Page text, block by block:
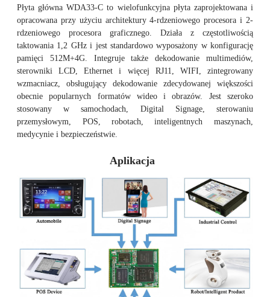
Płyta główna WDA33-C to wielofunkcyjna płyta zaprojektowana i
opracowana przy użyciu architektury 4-rdzeniowego procesora i 2-
rdzeniowego procesora graficznego. Działa z częstotliwością
taktowania 1,2 GHz i jest standardowo wyposażony w konfigurację
pamięci 512M+4G. Integruje także dekodowanie multimediów,
sterowniki LCD, Ethernet i więcej RJ11, WIFI, zintegrowany
wzmacniacz, obsługujący dekodowanie zdecydowanej większości
obecnie popularnych formatów wideo i obrazów. Jest szeroko
stosowany w samochodach, Digital Signage, sterowaniu
przemysłowym, POS, robotach, inteligentnych maszynach,
medycynie i bezpieczeństwie.
Aplikacja